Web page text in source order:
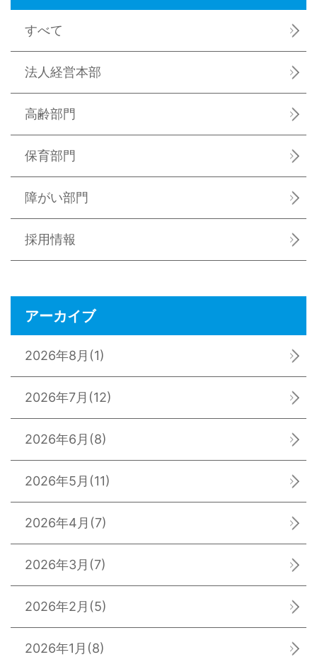
すべて
法人経営本部
高齢部門
保育部門
障がい部門
採用情報
アーカイブ
2026年8月 (1)
2026年7月 (12)
2026年6月 (8)
2026年5月 (11)
2026年4月 (7)
2026年3月 (7)
2026年2月 (5)
2026年1月 (8)